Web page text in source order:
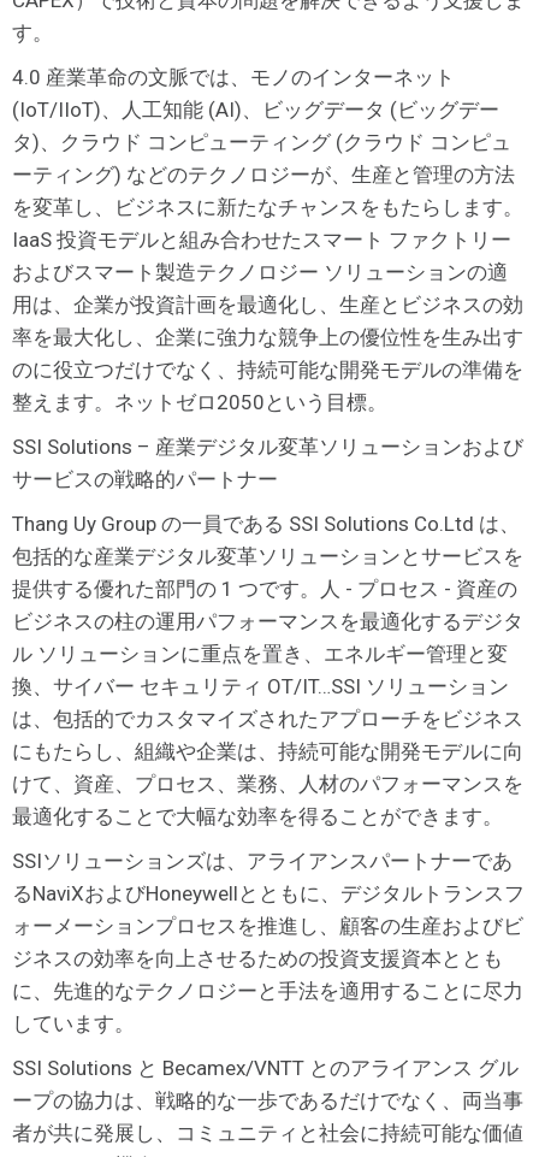
す。
4.0 産業革命の文脈では、モノのインターネット
(IoT/IIoT)、人工知能 (AI)、ビッグデータ (ビッグデー
タ)、クラウド コンピューティング (クラウド コンピュ
ーティング) などのテクノロジーが、生産と管理の方法
を変革し、ビジネスに新たなチャンスをもたらします。
IaaS 投資モデルと組み合わせたスマート ファクトリー
およびスマート製造テクノロジー ソリューションの適
用は、企業が投資計画を最適化し、生産とビジネスの効
率を最大化し、企業に強力な競争上の優位性を生み出す
のに役立つだけでなく、持続可能な開発モデルの準備を
整えます。ネットゼロ2050という目標。
SSI Solutions – 産業デジタル変革ソリューションおよび
サービスの戦略的パートナー
Thang Uy Group の一員である SSI Solutions Co.Ltd は、
包括的な産業デジタル変革ソリューションとサービスを
提供する優れた部門の 1 つです。人 - プロセス - 資産の
ビジネスの柱の運用パフォーマンスを最適化するデジタ
ル ソリューションに重点を置き、エネルギー管理と変
換、サイバー セキュリティ OT/IT…SSI ソリューション
は、包括的でカスタマイズされたアプローチをビジネス
にもたらし、組織や企業は、持続可能な開発モデルに向
けて、資産、プロセス、業務、人材のパフォーマンスを
最適化することで大幅な効率を得ることができます。
SSIソリューションズは、アライアンスパートナーであ
るNaviXおよびHoneywellとともに、デジタルトランスフ
ォーメーションプロセスを推進し、顧客の生産およびビ
ジネスの効率を向上させるための投資支援資本ととも
に、先進的なテクノロジーと手法を適用することに尽力
しています。
SSI Solutions と Becamex/VNTT とのアライアンス グル
ープの協力は、戦略的な一歩であるだけでなく、両当事
者が共に発展し、コミュニティと社会に持続可能な価値